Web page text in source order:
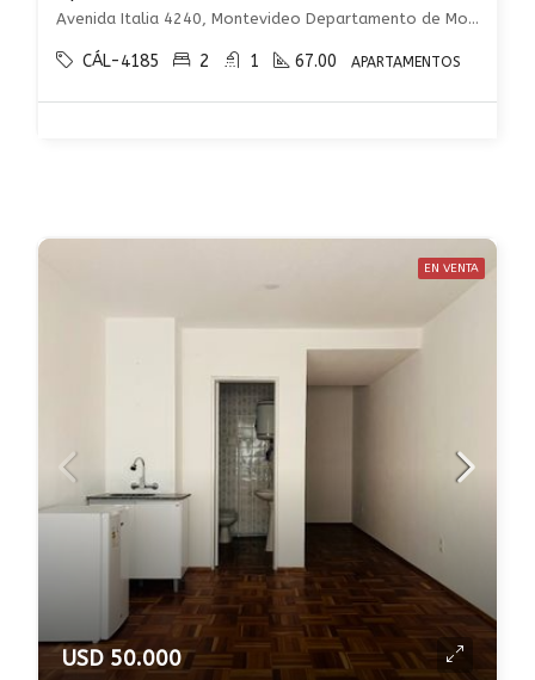
Avenida Italia 4240, Montevideo Departamento de Montevideo, Uruguay, , Malvin
CÁL-4185 2 1 67.00 APARTAMENTOS
EN VENTA
USD 50.000